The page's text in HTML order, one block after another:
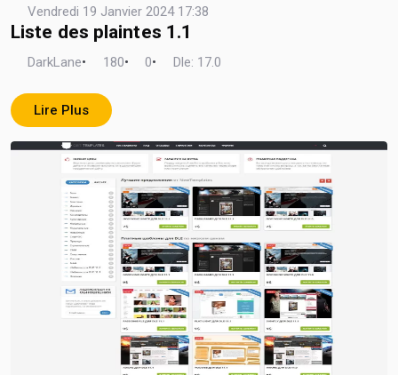
Vendredi 19 Janvier 2024 17:38
Liste des plaintes 1.1
DarkLane• 180• 0• Dle: 17.0
Lire Plus